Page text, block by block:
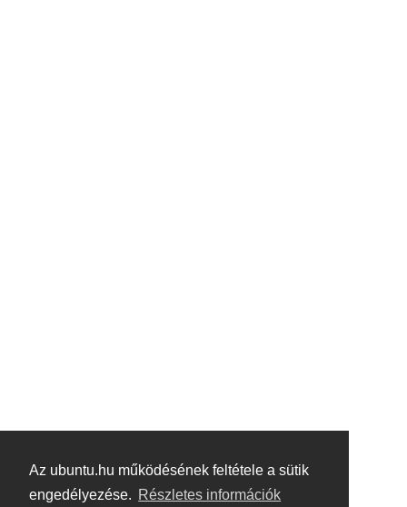
Az ubuntu.hu működésének feltétele a sütik
engedélyezése. Részletes információk